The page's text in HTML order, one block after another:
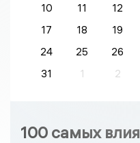
10
11 12
17
18 19
24
25 26
31
1 2
100 самых